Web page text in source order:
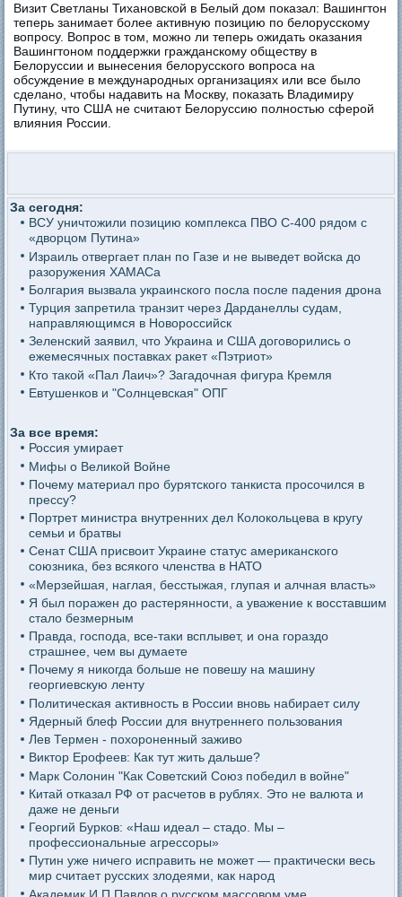
Визит Светланы Тихановской в Белый дом показал: Вашингтон
теперь занимает более активную позицию по белорусскому
вопросу. Вопрос в том, можно ли теперь ожидать оказания
Вашингтоном поддержки гражданскому обществу в
Белоруссии и вынесения белорусского вопроса на
обсуждение в международных организациях или все было
сделано, чтобы надавить на Москву, показать Владимиру
Путину, что США не считают Белоруссию полностью сферой
влияния России.
За сегодня:
ВСУ уничтожили позицию комплекса ПВО С-400 рядом с
«дворцом Путина»
Израиль отвергает план по Газе и не выведет войска до
разоружения ХАМАСа
Болгария вызвала украинского посла после падения дрона
Турция запретила транзит через Дарданеллы судам,
направляющимся в Новороссийск
Зеленский заявил, что Украина и США договорились о
ежемесячных поставках ракет «Пэтриот»
Кто такой «Пал Лаич»? Загадочная фигура Кремля
Евтушенков и "Солнцевская" ОПГ
За все время:
Россия умирает
Мифы о Великой Войне
Почему материал про бурятского танкиста просочился в
прессу?
Портрет министра внутренних дел Колокольцева в кругу
семьи и братвы
Сенат США присвоит Украине статус американского
союзника, без всякого членства в НАТО
«Мерзейшая, наглая, бесстыжая, глупая и алчная власть»
Я был поражен до растерянности, а уважение к восставшим
стало безмерным
Правда, господа, все-таки всплывет, и она гораздо
страшнее, чем вы думаете
Почему я никогда больше не повешу на машину
георгиевскую ленту
Политическая активность в России вновь набирает силу
Ядерный блеф России для внутреннего пользования
Лев Термен - похороненный заживо
Виктор Ерофеев: Как тут жить дальше?
Марк Солонин "Как Советский Союз победил в войне"
Китай отказал РФ от расчетов в рублях. Это не валюта и
даже не деньги
Георгий Бурков: «Наш идеал – стадо. Мы –
профессиональные агрессоры»
Путин уже ничего исправить не может — практически весь
мир считает русских злодеями, как народ
Академик И.П.Павлов о русском массовом уме